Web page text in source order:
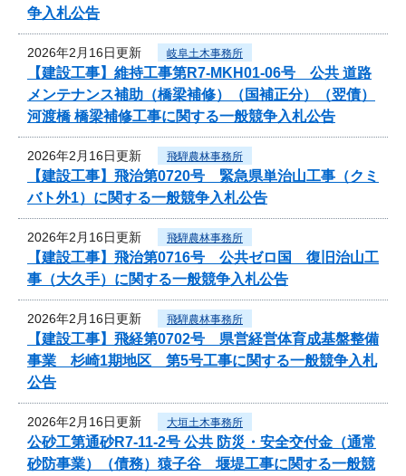
争入札公告
2026年2月16日更新 岐阜土木事務所
【建設工事】維持工事第R7-MKH01-06号 公共 道路
メンテナンス補助（橋梁補修）（国補正分）（翌債）
河渡橋 橋梁補修工事に関する一般競争入札公告
2026年2月16日更新 飛騨農林事務所
【建設工事】飛治第0720号 緊急県単治山工事（クミ
バト外1）に関する一般競争入札公告
2026年2月16日更新 飛騨農林事務所
【建設工事】飛治第0716号 公共ゼロ国 復旧治山工
事（大久手）に関する一般競争入札公告
2026年2月16日更新 飛騨農林事務所
【建設工事】飛経第0702号 県営経営体育成基盤整備
事業 杉崎1期地区 第5号工事に関する一般競争入札
公告
2026年2月16日更新 大垣土木事務所
公砂工第通砂R7-11-2号 公共 防災・安全交付金（通常
砂防事業）（債務）猿子谷 堰堤工事に関する一般競